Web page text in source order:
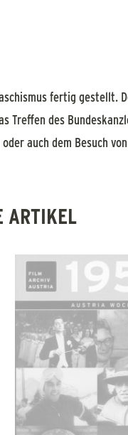
fertig gestellt.
Treffen des
auch dem Besuch
ARTIKEL